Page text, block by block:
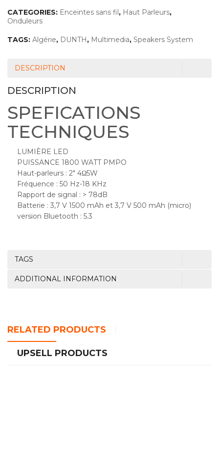
CATEGORIES: Enceintes sans fil, Haut Parleurs,
Onduleurs
TAGS: Algérie, DUNTH, Multimedia, Speakers System
DESCRIPTION
DESCRIPTION
SPEFICATIONS
TECHNIQUES
LUMIÈRE LED
PUISSANCE 1800 WATT PMPO
Haut-parleurs : 2″ 4Ω5W
Fréquence : 50 Hz-18 KHz
Rapport de signal : > 78dB
Batterie : 3,7 V 1500 mAh et 3,7 V 500 mAh (micro)
version Bluetooth : 5.3
TAGS
ADDITIONAL INFORMATION
RELATED PRODUCTS
UPSELL PRODUCTS